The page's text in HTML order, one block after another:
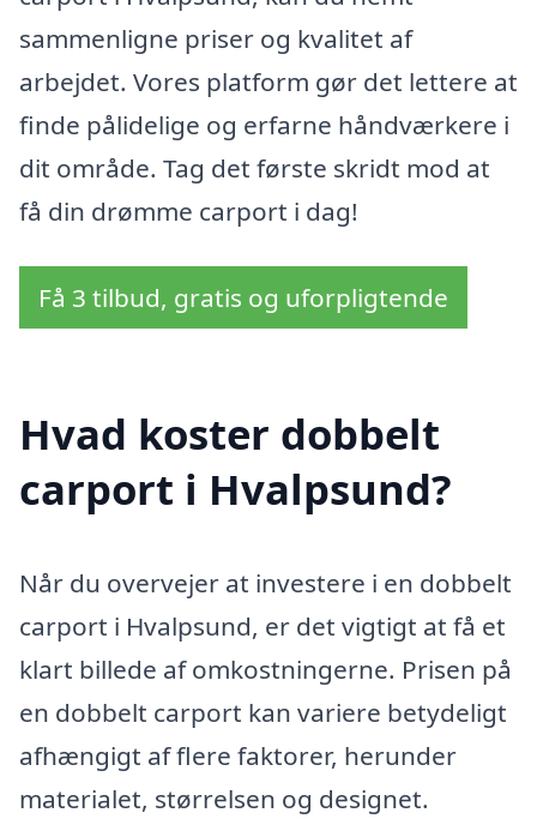
sammenligne priser og kvalitet af
arbejdet. Vores platform gør det lettere at
finde pålidelige og erfarne håndværkere i
dit område. Tag det første skridt mod at
få din drømme carport i dag!
Få 3 tilbud, gratis og uforpligtende
Hvad koster dobbelt
carport i Hvalpsund?
Når du overvejer at investere i en dobbelt
carport i Hvalpsund, er det vigtigt at få et
klart billede af omkostningerne. Prisen på
en dobbelt carport kan variere betydeligt
afhængigt af flere faktorer, herunder
materialet, størrelsen og designet.